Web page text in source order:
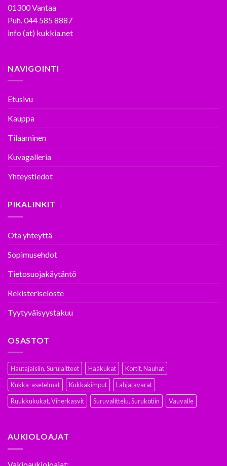
01300 Vantaa
Puh. 044 585 8887
info (at) kukkia.net
NAVIGOINTI
Etusivu
Kauppa
Tilaaminen
Kuvagalleria
Yhteystiedot
PIKALINKIT
Ota yhteyttä
Sopimusehdot
Tietosuojakäytäntö
Rekisteriseloste
Tyytyväisyystakuu
OSASTOT
Hautajaisiin, Surulaitteet Hääkukat
Kortit, Nauhat
Kukka-asetelmat
Kukkakimput
Lahjatavarat
Ruukkukukat, Viherkasvit
Suruvalittelu, Surukotiin Vauvalle
AUKIOLOAJAT